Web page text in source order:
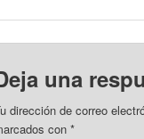
una
dirección de correo
con*